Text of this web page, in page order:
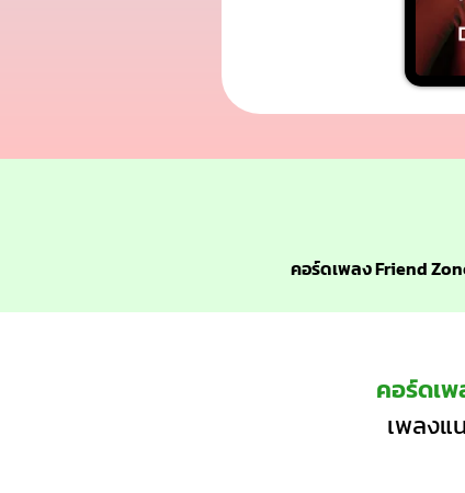
คอร์ดเพลง Friend
คอร์ดเ
เพลงแ